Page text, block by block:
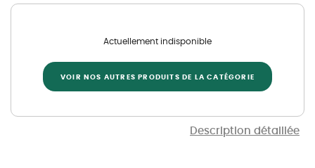
Description détaillée
Actuellement indisponible
VOIR NOS AUTRES PRODUITS DE LA CATÉGORIE